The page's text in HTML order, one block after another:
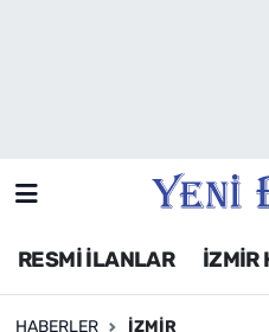
RESMİ İLANLAR İZMİR
HABERLER İZMIR
Siyaset